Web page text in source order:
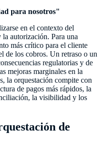
para nosotros"
en el contexto del
autorización. Para una
más crítico para el cliente
de los cobros. Un retraso o un
regulatorias y de
mejoras marginales en la
la orquestación compite con
de pagos más rápidos, la
la visibilidad y los
de